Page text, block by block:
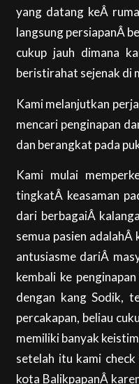
yang datang keÂ
langsung persiapanÂ
cukup jauh dimana
beristirahat sejenak di
Kami melanjutkan
mencari penginapan
dan berangkat pada
Kami mulai
tingkatÂ keasaman
dari berbagaiÂ
semua pasien
antusiasme dariÂ
kembali ke
dengan kang Sodik,
percakapan, beliau
memiliki banyak
setelah itu kami
kota BalikpapanÂ